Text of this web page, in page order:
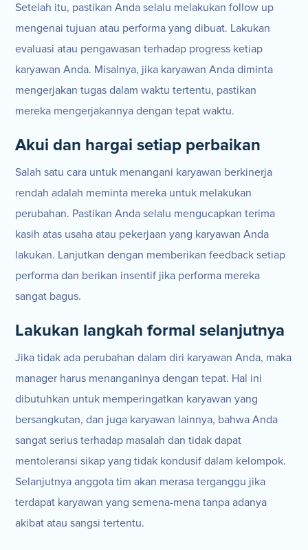
Setelah itu, pastikan Anda selalu melakukan follow up
mengenai tujuan atau performa yang dibuat. Lakukan
evaluasi atau pengawasan terhadap progress ketiap
karyawan Anda. Misalnya, jika karyawan Anda diminta
mengerjakan tugas dalam waktu tertentu, pastikan
mereka mengerjakannya dengan tepat waktu.
Akui dan hargai setiap perbaikan
Salah satu cara untuk menangani karyawan berkinerja
rendah adalah meminta mereka untuk melakukan
perubahan. Pastikan Anda selalu mengucapkan terima
kasih atas usaha atau pekerjaan yang karyawan Anda
lakukan. Lanjutkan dengan memberikan feedback setiap
performa dan berikan insentif jika performa mereka
sangat bagus.
Lakukan langkah formal selanjutnya
Jika tidak ada perubahan dalam diri karyawan Anda, maka
manager harus menanganinya dengan tepat. Hal ini
dibutuhkan untuk memperingatkan karyawan yang
bersangkutan, dan juga karyawan lainnya, bahwa Anda
sangat serius terhadap masalah dan tidak dapat
mentoleransi sikap yang tidak kondusif dalam kelompok.
Selanjutnya anggota tim akan merasa terganggu jika
terdapat karyawan yang semena-mena tanpa adanya
akibat atau sangsi tertentu.